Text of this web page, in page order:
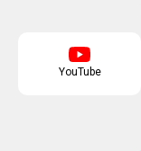
YouTube